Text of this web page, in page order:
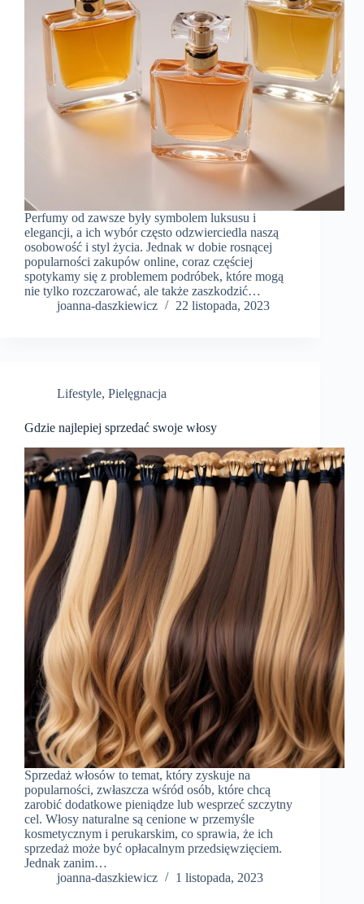
Perfumy od zawsze były symbolem luksusu i
elegancji, a ich wybór często odzwierciedla naszą
osobowość i styl życia. Jednak w dobie rosnącej
popularności zakupów online, coraz częściej
spotykamy się z problemem podróbek, które mogą
nie tylko rozczarować, ale także zaszkodzić…
joanna-daszkiewicz
22 listopada, 2023
Lifestyle, Pielęgnacja
Gdzie najlepiej sprzedać swoje włosy
Sprzedaż włosów to temat, który zyskuje na
popularności, zwłaszcza wśród osób, które chcą
zarobić dodatkowe pieniądze lub wesprzeć szczytny
cel. Włosy naturalne są cenione w przemyśle
kosmetycznym i perukarskim, co sprawia, że ich
sprzedaż może być opłacalnym przedsięwzięciem.
Jednak zanim…
joanna-daszkiewicz
1 listopada, 2023